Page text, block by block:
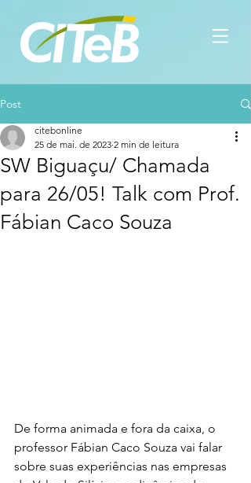
Post
SW Biguaçu/ Chamada
para 26/05! Talk com Prof.
Fábian Caco Souza
citebonline
25 de mai. de 2023 2 min de leitura
De forma animada e fora da caixa, o
professor Fábian Caco Souza vai falar
sobre suas experiências nas empresas